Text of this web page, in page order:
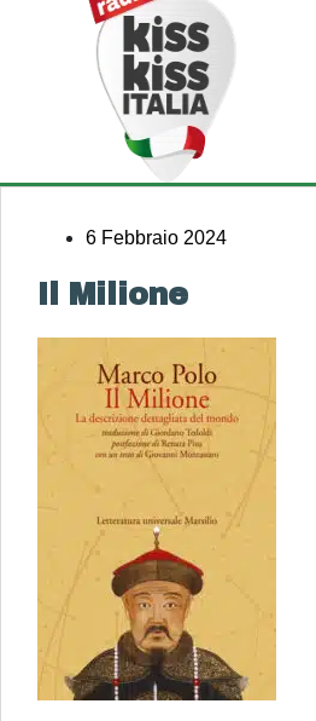
6 Febbraio 2024
Il Milione